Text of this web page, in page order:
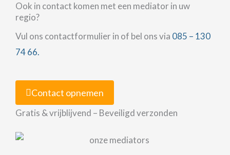
Ook in contact komen met een mediator in uw
regio?
Vul ons contactformulier in of bel ons via 085 – 130
74 66.
Contact opnemen
Gratis & vrijblijvend – Beveiligd verzonden